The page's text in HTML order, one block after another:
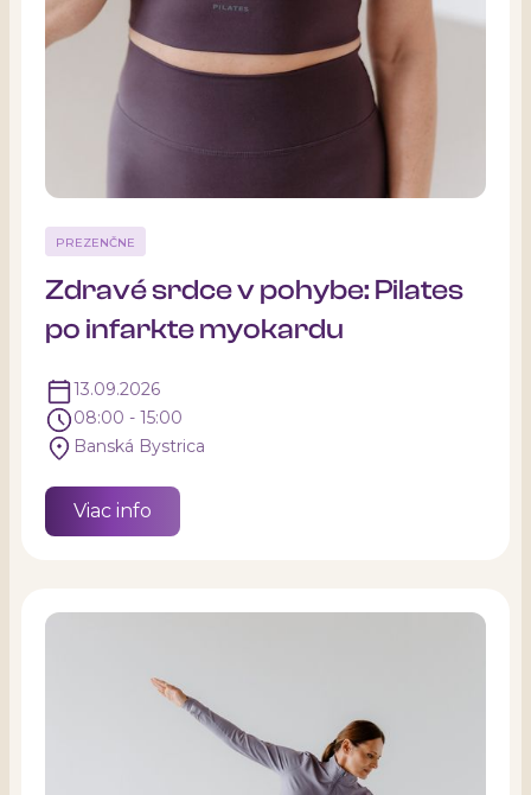
PREZENČNE
Zdravé srdce v pohybe: Pilates
po infarkte myokardu
13.09.2026
08:00 - 15:00
Banská Bystrica
Viac info